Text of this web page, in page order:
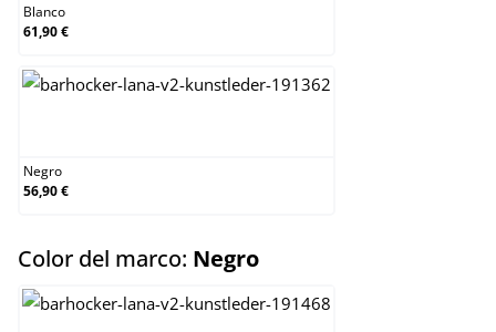
Blanco
61,90 €
Negro
56,90 €
Color del marco: Negroselect